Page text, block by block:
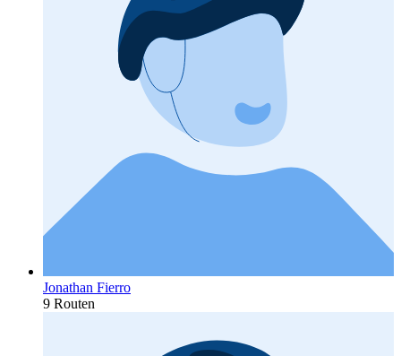
Jonathan Fierro
9 Routen